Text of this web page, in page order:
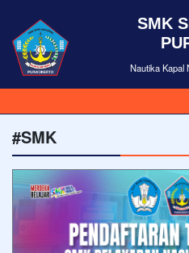
SMK
Nautika Kapal
#SMK